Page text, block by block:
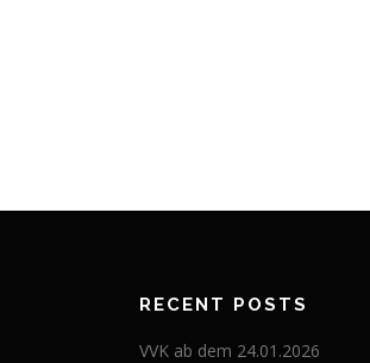
RECENT POSTS
VVK ab dem 24.01.2026